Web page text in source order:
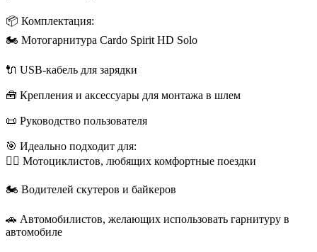
📦 Комплектация:
🏍️ Мотогарнитура Cardo Spirit HD Solo
🔌 USB-кабель для зарядки
🧰 Крепления и аксессуары для монтажа в шлем
📜 Руководство пользователя
🎯 Идеально подходит для:
🚴‍♂️ Мотоциклистов, любящих комфортные поездки
🏍️ Водителей скутеров и байкеров
🚗 Автомобилистов, желающих использовать гарнитуру в
автомобиле